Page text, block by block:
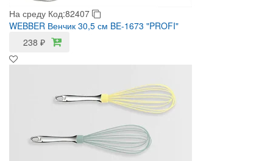
На среду Код:82407
WEBBER Венчик 30,5 см BE-1673 "PROFI"
238 ₽